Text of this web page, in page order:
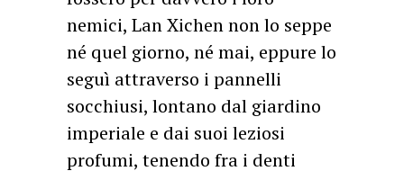
nemici, Lan Xichen non lo seppe
né quel giorno, né mai, eppure lo
seguì attraverso i pannelli
socchiusi, lontano dal giardino
imperiale e dai suoi leziosi
profumi, tenendo fra i denti